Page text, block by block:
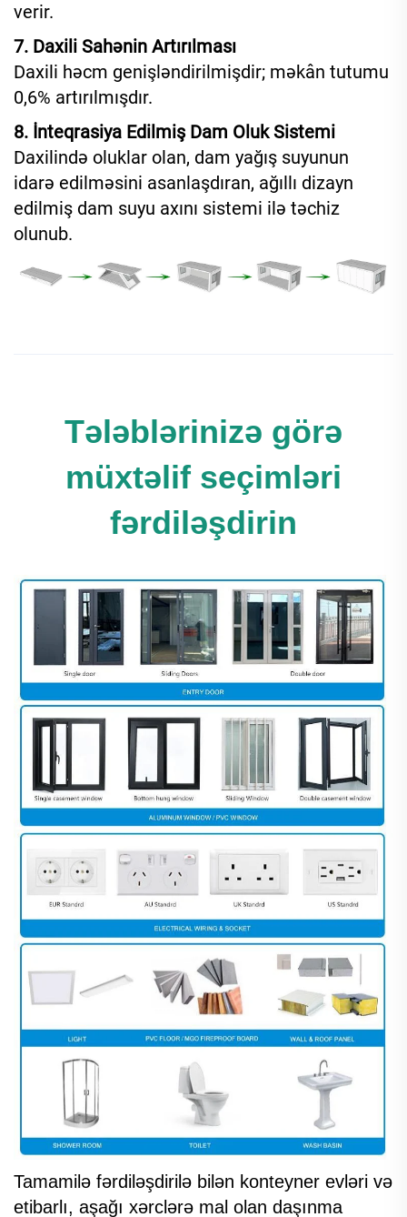
verir.
7. Daxili Sahənin Artırılması
Daxili həcm genişləndirilmişdir; məkân tutumu
0,6% artırılmışdır.
8. İnteqrasiya Edilmiş Dam Oluk Sistemi
Daxilində oluklar olan, dam yağış suyunun
idarə edilməsini asanlaşdıran, ağıllı dizayn
edilmiş dam suyu axını sistemi ilə təchiz
olunub.
Tələblərinizə görə
müxtəlif seçimləri
fərdiləşdirin
Tamamilə fərdiləşdirilə bilən konteyner evləri və
etibarlı, aşağı xərclərə mal olan daşınma